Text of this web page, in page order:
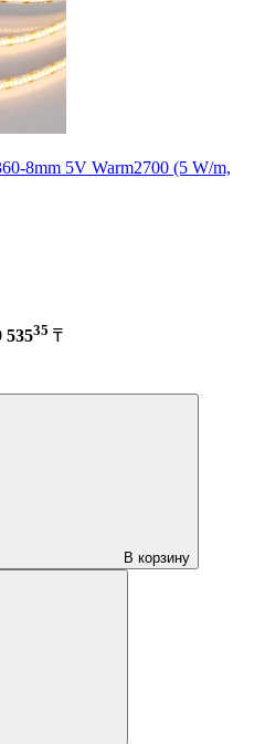
8mm 5V Warm2700 (5 W/m,
53535 ₸
В корзину